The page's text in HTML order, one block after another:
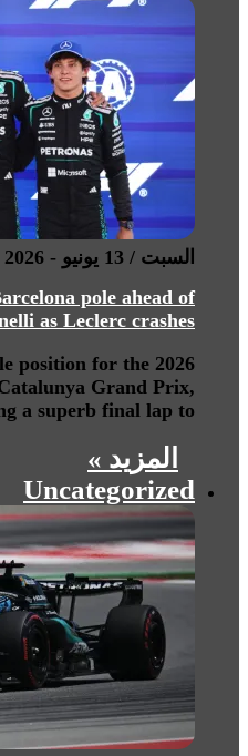
السبت / 13 يونيو - 2026 / 10:31 مساءً
pole ahead of
as Leclerc crashes
position for the 2026
Grand Prix,
a superb final lap to…
المزيد »
Uncategorized